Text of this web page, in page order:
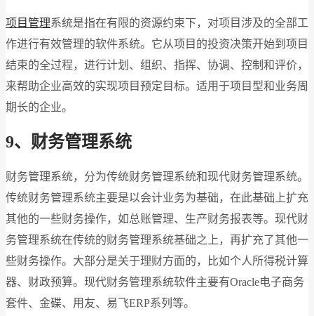
项目管理系统是指在有限的资源约束下，对项目涉及的全部工
作进行有效管理的软件系统。它从项目的投资决策开始到项目
结束的全过程，进行计划、组织、指挥、协调、控制和评价，
来帮助企业高效的实现项目预定目标。适用于项目型和业务周
期长的企业。
9、财务管理系统
财务管理系统，分为传统财务管理系统和现代财务管理系统。
传统财务管理系统主要是以会计业务为基础，在此基础上扩充
其他的一些财务操作，如总账管理、生产财务报表等。现代财
务管理系统在传统的财务管理系统基础之上，再扩充了其他一
些财务操作。大部分是关于理财方面的，比如个人所得税计算
器、财政预算。现代财务管理系统软件主要有Oracle电子商务
套件、金碟、用友、易飞ERP系列等。